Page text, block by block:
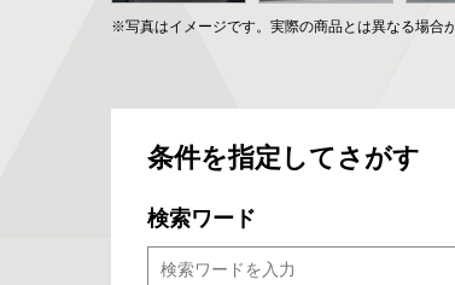
※写真はイメージです。実際の商品とは異なる場合が
条件を指定してさがす
検索ワード